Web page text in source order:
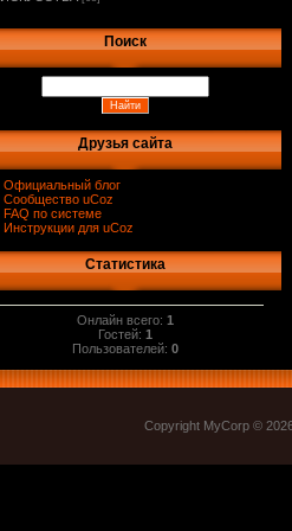
Поиск
Друзья сайта
Официальный блог
Сообщество uCoz
FAQ по системе
Инструкции для uCoz
Статистика
Онлайн всего: 1
Гостей: 1
Пользователей: 0
Copyright MyCorp ©